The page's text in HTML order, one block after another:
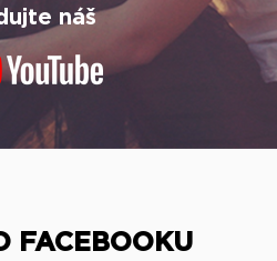
náš
FACEBOOKU